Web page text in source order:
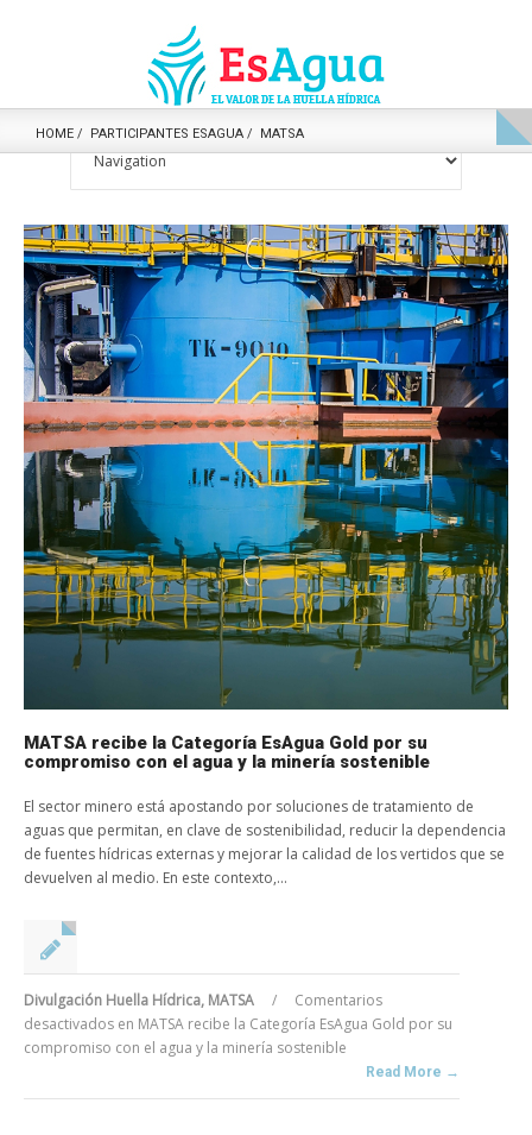
HOME PARTICIPANTES ESAGUA MATSA
MATSA recibe la Categoría EsAgua Gold por su
compromiso con el agua y la minería sostenible
El sector minero está apostando por soluciones de tratamiento de
aguas que permitan, en clave de sostenibilidad, reducir la dependencia
de fuentes hídricas externas y mejorar la calidad de los vertidos que se
devuelven al medio. En este contexto,...
Divulgación Huella Hídrica, MATSA /
Comentarios
desactivados en MATSA recibe la Categoría EsAgua Gold por su
compromiso con el agua y la minería sostenible
Read More →